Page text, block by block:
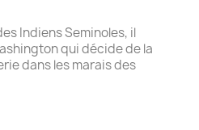
Indiens Seminoles, il
qui décide de la
dans les marais des